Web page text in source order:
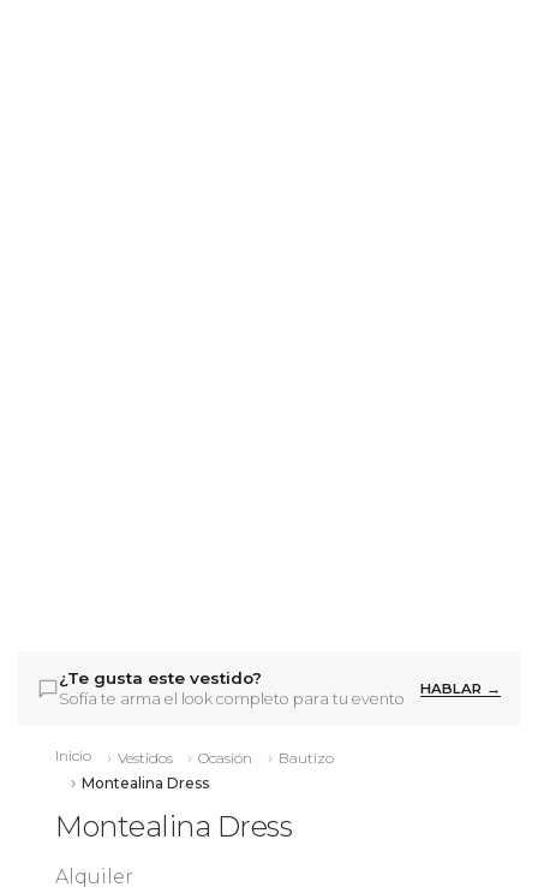
¿Te gusta este vestido?
Sofía te arma el look completo para tu evento
HABLAR →
Inicio Vestidos Ocasión
Bautizo
Montealina Dress
Montealina Dress
Alquiler